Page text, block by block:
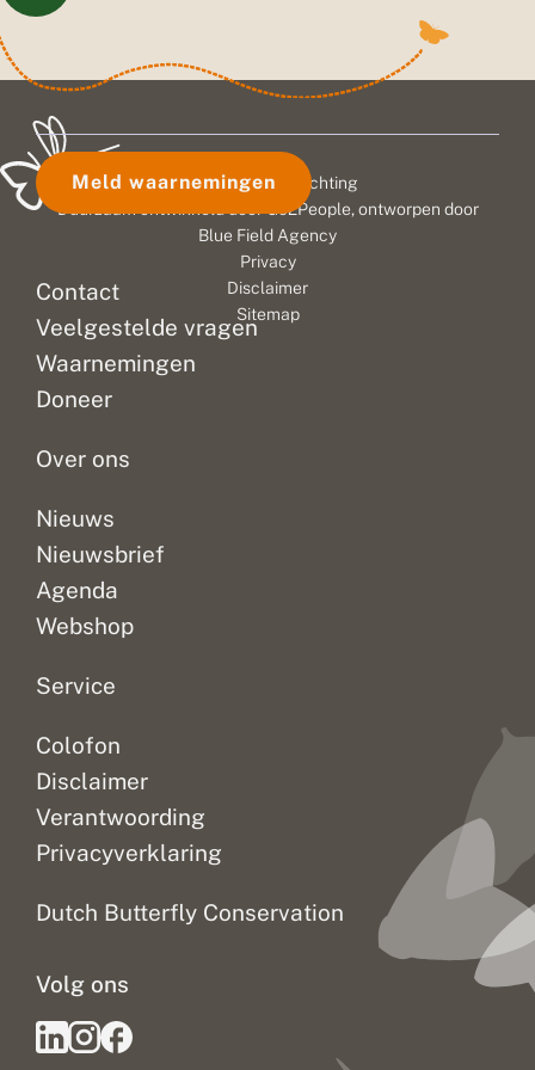
Contact
Veelgestelde vragen
Waarnemingen
Doneer
Over ons
Nieuws
Nieuwsbrief
Agenda
Webshop
Service
Colofon
Disclaimer
Verantwoording
Privacyverklaring
Dutch Butterfly Conservation
Volg ons
Meld waarnemingen
© 2026 Vlinderstichting
Duurzaam ontwikkeld door
Go2People, ontworpen door
Blue Field Agency
Privacy
Disclaimer
Sitemap